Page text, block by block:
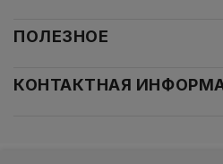
ПОЛЕЗНОЕ
КОНТАКТНАЯ